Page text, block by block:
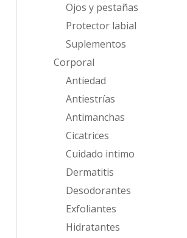
Ojos y pestañas
Protector labial
Suplementos
Corporal
Antiedad
Antiestrías
Antimanchas
Cicatrices
Cuidado intimo
Dermatitis
Desodorantes
Exfoliantes
Hidratantes